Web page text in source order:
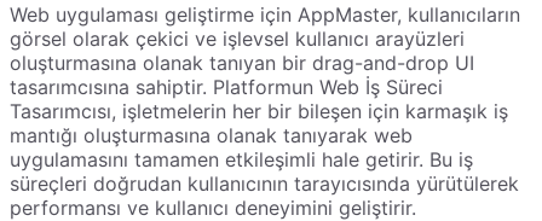
Web uygulaması geliştirme için AppMaster, kullanıcıların
görsel olarak çekici ve işlevsel kullanıcı arayüzleri
oluşturmasına olanak tanıyan bir drag-and-drop UI
tasarımcısına sahiptir. Platformun Web İş Süreci
Tasarımcısı, işletmelerin her bir bileşen için karmaşık iş
mantığı oluşturmasına olanak tanıyarak web
uygulamasını tamamen etkileşimli hale getirir. Bu iş
süreçleri doğrudan kullanıcının tarayıcısında yürütülerek
performansı ve kullanıcı deneyimini geliştirir.